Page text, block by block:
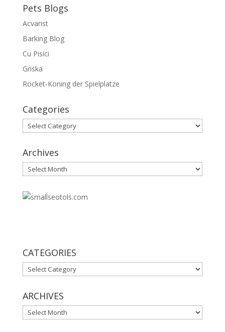
Pets Blogs
Acvarist
Barking Blog
Cu Pisici
Griska
Rocket-Koning der Spielplatze
Categories
Categories
Archives
Archives
CATEGORIES
CATEGORIES
ARCHIVES
ARCHIVES